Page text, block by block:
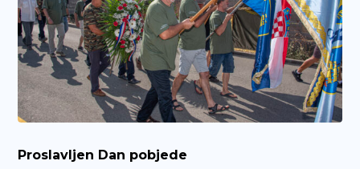
Proslavljen Dan pobjede